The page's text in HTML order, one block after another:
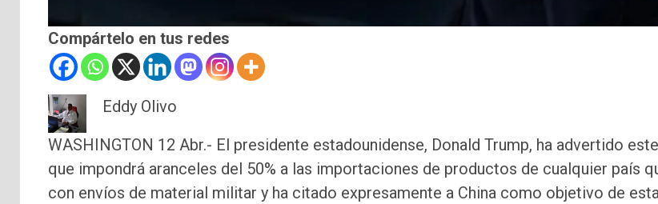
Compártelo en tus redes
Eddy Olivo
WASHINGTON 12 Abr.- El presidente estadounidense, Donald Trump, ha advertido
que impondrá aranceles del 50% a las importaciones de productos de cualquier país
con envíos de material militar y ha citado expresamente a China como objetivo de